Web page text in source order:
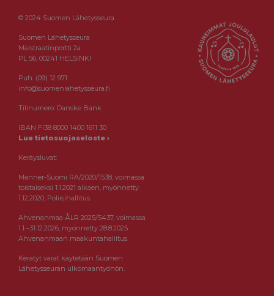
© 2024 Suomen Lähetysseura
Suomen Lähetysseura
Maistraatinportti 2a
PL 56, 00241 HELSINKI
Puh. (09) 12 971
info@suomenlahetysseura.fi
Tilinumero: Danske Bank
IBAN FI38 8000 1400 1611 30
Lue tietosuojaseloste ›
Keräysluvat:
Manner-Suomi RA/2020/1538, voimassa
toistaiseksi 1.1.2021 alkaen, myönnetty
1.12.2020, Poliisihallitus.
Ahvenanmaa ÅLR 2025/5437, voimassa
1.1.–31.12.2026, myönnetty 28.8.2025
Ahvenanmaan maakuntahallitus.
Kerätyt varat käytetään Suomen
Lähetysseuran ulkomaantyöhön.